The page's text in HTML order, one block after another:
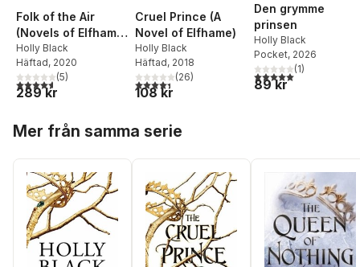
Folk of the Air
(Novels of Elfhame)
Series Boxset
Holly Black
Häftad, 2020
4,6utav 5 stjärnor. Totalt antal röster:
(5)
289 kr
Cruel Prince (A
Novel of Elfhame)
Holly Black
Häftad, 2018
4,4utav 5 stjärnor. Totalt antal röster:
(26)
108 kr
Den grymme
prinsen
Holly Black
Pocket, 2026
5,0utav 5 stjärnor.
(1)
89 kr
Mer från samma serie